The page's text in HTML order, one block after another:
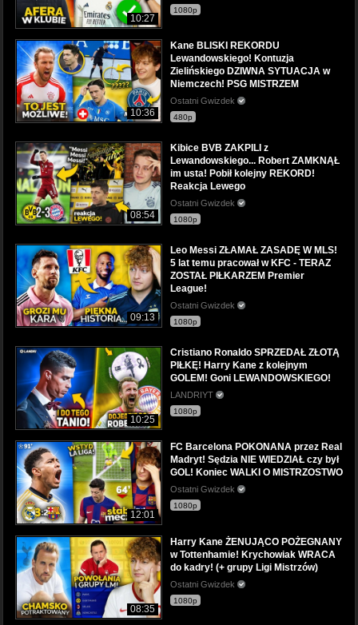
10:27
1080p
10:36
Kane BLISKI REKORDU
Lewandowskiego! Kontuzja
Zielińskiego DZIWNA SYTUACJA w
Niemczech! PSG MISTRZEM
Ostatni Gwizdek
480p
08:54
Kibice BVB ZAKPILI z
Lewandowskiego... Robert ZAMKNĄŁ
im usta! Pobił kolejny REKORD!
Reakcja Lewego
Ostatni Gwizdek
1080p
09:13
Leo Messi ZŁAMAŁ ZASADĘ W MLS!
5 lat temu pracował w KFC - TERAZ
ZOSTAŁ PIŁKARZEM Premier
League!
Ostatni Gwizdek
1080p
10:25
Cristiano Ronaldo SPRZEDAŁ ZŁOTĄ
PIŁKĘ! Harry Kane z kolejnym
GOLEM! Goni LEWANDOWSKIEGO!
LANDRIYT
1080p
12:01
FC Barcelona POKONANA przez Real
Madryt! Sędzia NIE WIEDZIAŁ czy był
GOL! Koniec WALKI O MISTRZOSTWO
Ostatni Gwizdek
1080p
08:35
Harry Kane ŻENUJĄCO POŻEGNANY
w Tottenhamie! Krychowiak WRACA
do kadry! (+ grupy Ligi Mistrzów)
Ostatni Gwizdek
1080p